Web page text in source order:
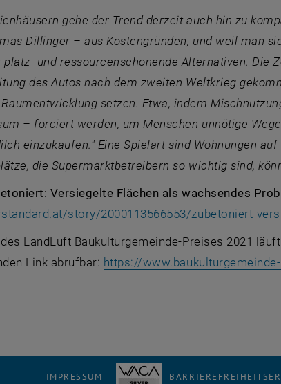
gehe der Trend derzeit auch hin zu
Dillinger – aus Kostengründen, und weil man
und ressourcenschonende Alternativen. Die
des Autos nach dem zweiten Weltkrieg
setzen. Etwa, indem
– forciert werden, um Menschen unnötige
einzukaufen." Eine Spielart sind Wohnungen
die Supermarktbetreibern so wichtig sind,
Versiegelte Flächen als wachsendes
story/2000113566553/zubetoniert-
LandLuft Baukulturgemeinde-Preises 2021
Link abrufbar: https://
IMPRESSUM